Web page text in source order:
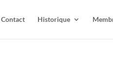
Contact Historique